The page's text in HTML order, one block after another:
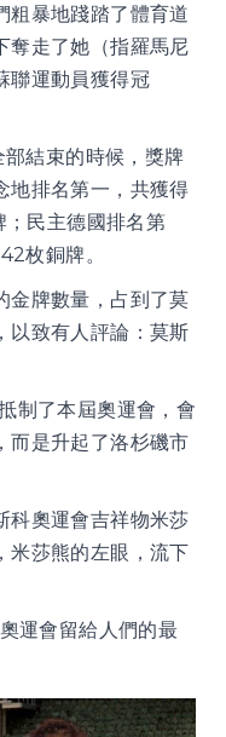
粗暴地踐踏了體育道
奪走了她（指羅馬尼
聯運動員獲得冠
結束的時候，獎牌
地排名第一，共獲得
民主德國排名第
枚銅牌。
金牌數量，占到了莫
以致有人評論：莫斯
制了本屆奧運會，會
而是升起了洛杉磯市
科奧運會吉祥物米莎
米莎熊的左眼，流下
運會留給人們的最